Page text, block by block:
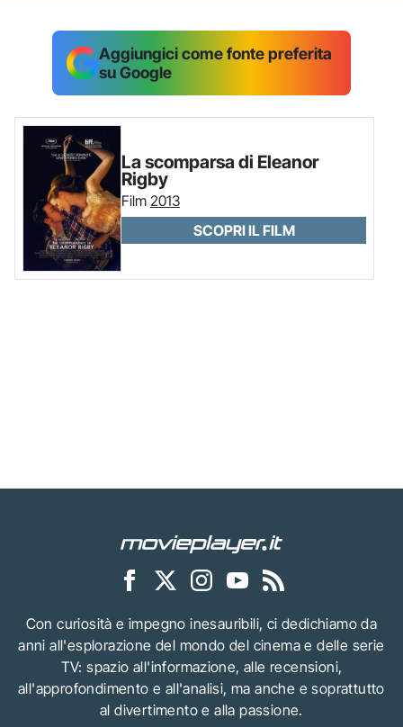
Aggiungici come fonte preferita
su Google
La scomparsa di Eleanor
Rigby
Film 2013
SCOPRI IL FILM
Con curiosità e impegno inesauribili, ci dedichiamo da
anni all'esplorazione del mondo del cinema e delle serie
TV: spazio all'informazione, alle recensioni,
all'approfondimento e all'analisi, ma anche e soprattutto
al divertimento e alla passione.